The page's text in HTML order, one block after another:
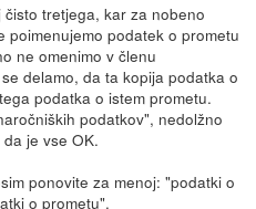
tretjega, kar za nobeno
poimenujemo podatek o prometu
ne omenimo v členu
delamo, da ta kopija podatka o
podatka o istem prometu.
podatkov", nedolžno
je vse OK.
ponovite za menoj: "podatki o
o prometu".